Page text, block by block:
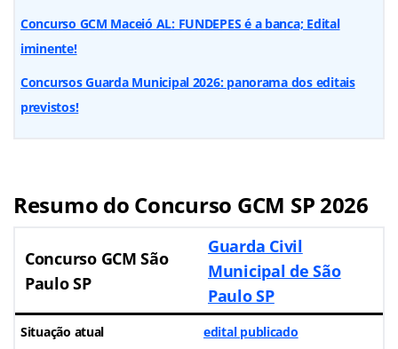
Concurso GCM Maceió AL: FUNDEPES é a banca; Edital
iminente!
Concursos Guarda Municipal 2026: panorama dos editais
previstos!
Resumo do Concurso GCM SP 2026
Concurso GCM São
Paulo SP
Guarda Civil
Municipal de São
Paulo SP
Situação atual edital publicado